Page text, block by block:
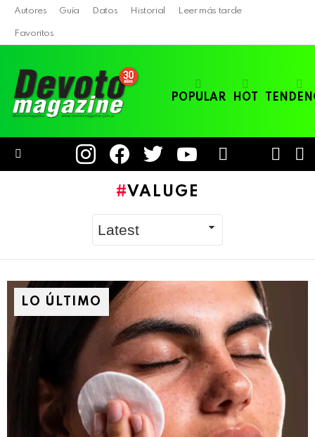
Autores Guía Datos Historial Leer más tarde
Favoritos
POPULAR HOT
instagramfacebooktwitter youtube
SKIN
VALUGE
LO ÚLTIMO